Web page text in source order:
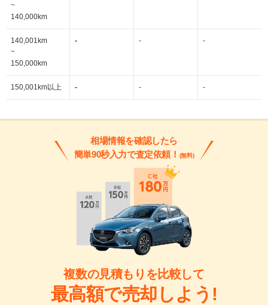
~
140,000km
140,001km
~
150,000km
- - -
150,001km以上 - - -
相場情報を確認したら
簡単90秒入力で査定依頼！ (無料)
複数の見積もりを比較して
最高額で売却しよう!